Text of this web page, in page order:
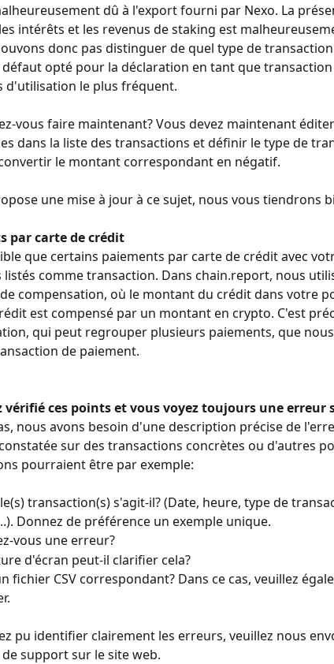
dû à l'export fourni par Nexo. La
intérêts et les revenus de staking est
donc pas distinguer de quel type de
opté pour la déclaration en tant que
d'utilisation le plus fréquent.
vous faire maintenant? Vous devez maintenant
dans la liste des transactions et définir le type de
le montant correspondant en négatif.
une mise à jour à ce sujet, nous vous tiendrons
par carte de crédit
que certains paiements par carte de crédit avec
listés comme transaction. Dans chain.report, nous
compensation, où le montant du crédit dans votre
est compensé par un montant en crypto. C'est
qui peut regrouper plusieurs paiements, que
de paiement.
vérifié ces points et vous voyez toujours une erreur
nous avons besoin d'une description précise de
sur des transactions concrètes ou d'autres
pourraient être par exemple:
transaction(s) s'agit-il? (Date, heure, type de
Donnez de préférence un exemple unique.
vous une erreur?
d'écran peut-il clarifier cela?
fichier CSV correspondant? Dans ce cas, veuillez
pu identifier clairement les erreurs, veuillez nous
support sur le site web.